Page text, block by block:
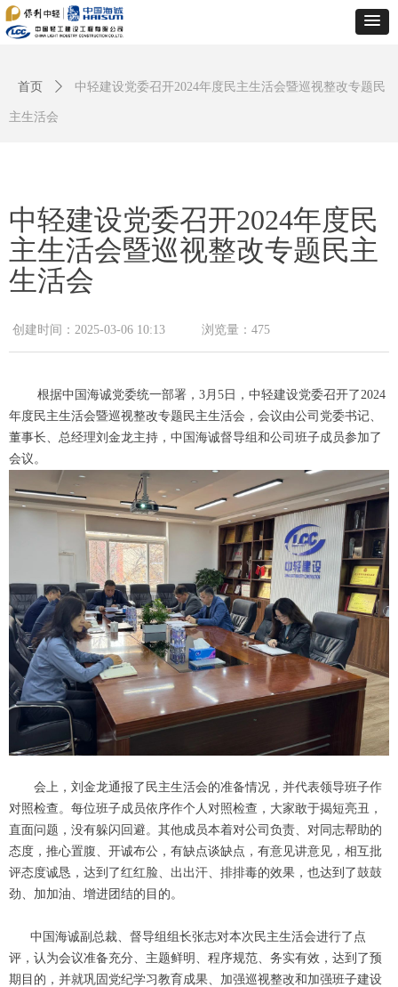
中轻建设党委召开2024年度民
主生活会暨巡视整改专题民主
生活会
根据中国海诚党委统一部署，3月5日，中轻建设党委召开了2024
年度民主生活会暨巡视整改专题民主生活会，会议由公司党委书记、
董事长、总经理刘金龙主持，中国海诚督导组和公司班子成员参加了
会议。
会上，刘金龙通报了民主生活会的准备情况，并代表领导班子作
对照检查。每位班子成员依序作个人对照检查，大家敢于揭短亮丑，
直面问题，没有躲闪回避。其他成员本着对公司负责、对同志帮助的
态度，推心置腹、开诚布公，有缺点谈缺点，有意见讲意见，相互批
评态度诚恳，达到了红红脸、出出汗、排排毒的效果，也达到了鼓鼓
劲、加加油、增进团结的目的。
中国海诚副总裁、督导组组长张志对本次民主生活会进行了点
评，认为会议准备充分、主题鲜明、程序规范、务实有效，达到了预
期目的，并就巩固党纪学习教育成果、加强巡视整改和加强班子建设
创建时间： 2025-03-06 10:13 浏览量： 475
首页 ꄲ 中轻建设党委召开2024年度民主生活会暨巡视整改专题民
主生活会